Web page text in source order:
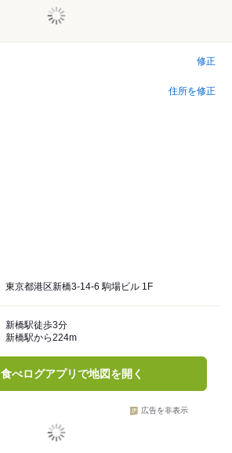
修正
住所を修正
東京都港区新橋3-14-6 駒場ビル 1F
新橋駅徒歩3分
新橋駅から224m
食べログアプリで地図を開く
広告を非表示